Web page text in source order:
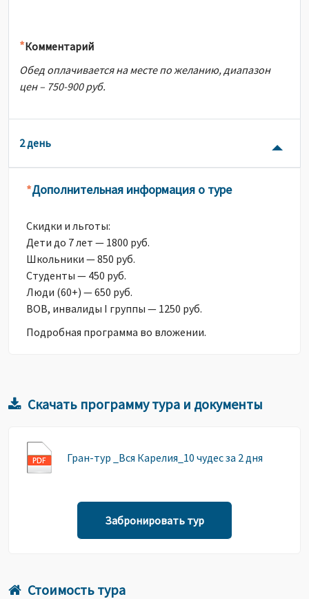
*Комментарий
Обед оплачивается на месте по желанию, диапазон
цен – 750-900 руб.
2 день
*Дополнительная информация о туре
Скидки и льготы:
Дети до 7 лет — 1800 руб.
Школьники — 850 руб.
Студенты — 450 руб.
Люди (60+) — 650 руб.
ВОВ, инвалиды I группы — 1250 руб.
Подробная программа во вложении.
Скачать программу тура и документы
Гран-тур _Вся Карелия_10 чудес за 2 дня
Забронировать тур
Стоимость тура